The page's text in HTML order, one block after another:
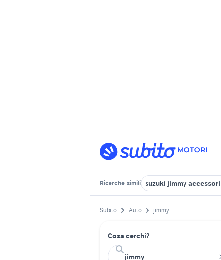
Ricerche simili suzuki jimmy
Subito Auto jimmy
Cosa cerchi?